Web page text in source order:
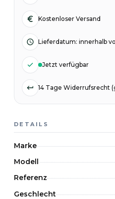
Kostenloser Versand
Lieferdatum: innerhalb
Jetzt verfügbar
14 Tage Widerrufsrecht
DETAILS
Marke
Modell
Referenz
Geschlecht